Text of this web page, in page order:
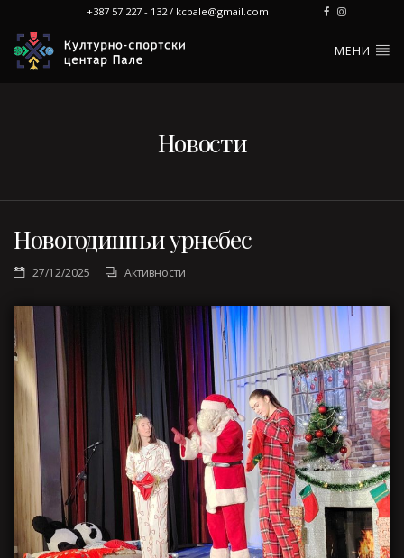
+387 57 227 - 132 / kcpale@gmail.com
МЕНИ
Новости
Новогодишњи урнебес
27/12/2025 Активности